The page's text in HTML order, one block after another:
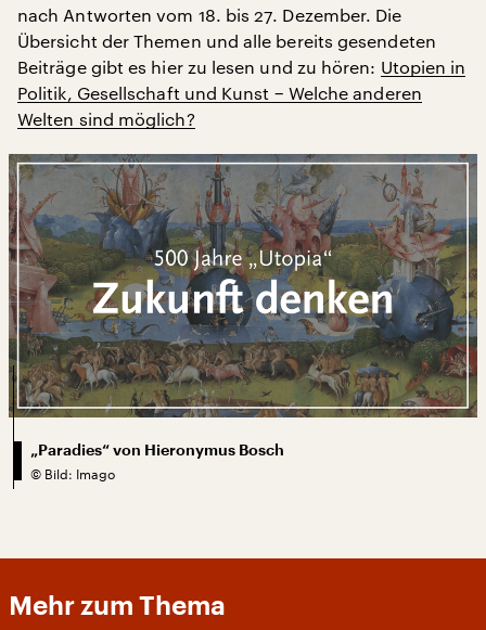
nach Antworten vom 18. bis 27. Dezember. Die
Übersicht der Themen und alle bereits gesendeten
Beiträge gibt es hier zu lesen und zu hören: Utopien in
Politik, Gesellschaft und Kunst − Welche anderen
Welten sind möglich?
„Paradies“ von Hieronymus Bosch
© Bild: Imago
Mehr zum Thema